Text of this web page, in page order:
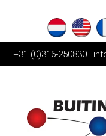
+31 (0)316-250830 |